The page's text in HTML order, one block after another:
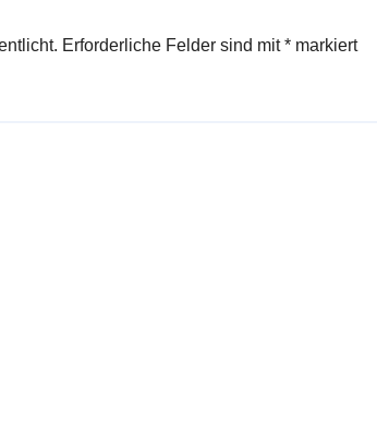
Erforderliche Felder sind mit* markiert